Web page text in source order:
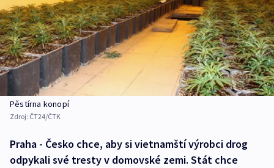
Pěstírna konopí
Zdroj: ČT24/ČTK
Praha - Česko chce, aby si vietnamští výrobci drog
odpykali své tresty v domovské zemi. Stát chce